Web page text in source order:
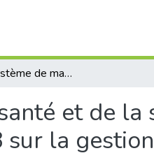
Le rôle du système de management de santé et de la sécurité au travail selon la norme ISO 45001 version 2018 sur la gestion de la formation: étude de cas Linde Gas Algérie
et de
la